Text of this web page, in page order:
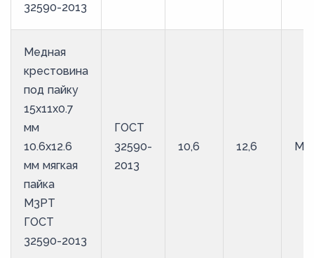
32590-2013
Медная
крестовина
под пайку
15х11х0.7
мм
10.6х12.6
мм мягкая
пайка
М3РТ
ГОСТ
32590-2013
ГОСТ
32590-
2013
10,6 12,6